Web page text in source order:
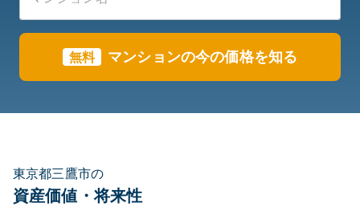
無料 マンションの今の価格を知る
東京都三鷹市の
資産価値・将来性